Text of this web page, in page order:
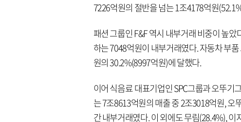
7226억원의 절반을 넘는 1조4178억원
패션 그룹인 F&F 역시 내부거래 비중이 높
하는 7048억원이 내부거래였다. 자동차 부
원의 30.2%(8997억원)에 달했다.
이어 식음료 대표기업인 SPC그룹과 오뚜기
는 7조8613억원의 매출 중 2조3018억원,
간 내부거래였다. 이 외에도 무림(28.4%),